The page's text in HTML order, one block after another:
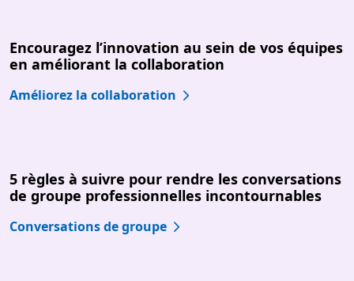
Encouragez l’innovation au sein de vos équipes
en améliorant la collaboration
Améliorez la collaboration
5 règles à suivre pour rendre les conversations
de groupe professionnelles incontournables
Conversations de groupe